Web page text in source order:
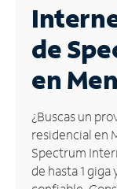
Business
Contáctanos
Inglés
Administrar
cuenta
Encuentra
de
en
¿Buscas un
residencial en
Spectrum
de hasta 1